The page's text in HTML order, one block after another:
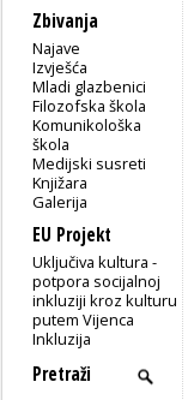
Zbivanja
Najave
Izvješća
Mladi glazbenici
Filozofska škola
Komunikološka
škola
Medijski susreti
Knjižara
Galerija
EU Projekt
Uključiva kultura -
potpora socijalnoj
inkluziji kroz kulturu
putem Vijenca
Inkluzija